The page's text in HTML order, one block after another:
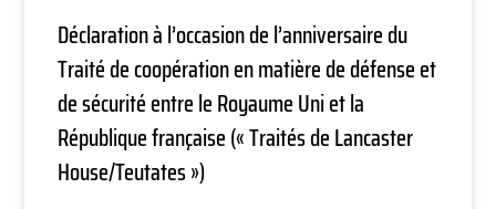
Déclaration à l’occasion de l’anniversaire du
Traité de coopération en matière de défense et
de sécurité entre le Royaume Uni et la
République française (« Traités de Lancaster
House/Teutates »)